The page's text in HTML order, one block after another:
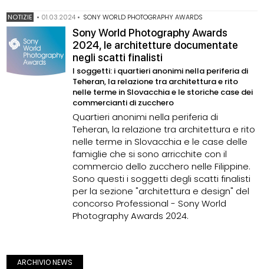
NOTIZIE • 01.03.2024 • SONY WORLD PHOTOGRAPHY AWARDS
Sony World Photography Awards
2024, le architetture documentate
negli scatti finalisti
I soggetti: i quartieri anonimi nella periferia di
Teheran, la relazione tra architettura e rito
nelle terme in Slovacchia e le storiche case dei
commercianti di zucchero
Quartieri anonimi nella periferia di
Teheran, la relazione tra architettura e rito
nelle terme in Slovacchia e le case delle
famiglie che si sono arricchite con il
commercio dello zucchero nelle Filippine.
Sono questi i soggetti degli scatti finalisti
per la sezione "architettura e design" del
concorso Professional - Sony World
Photography Awards 2024.
ARCHIVIO NEWS